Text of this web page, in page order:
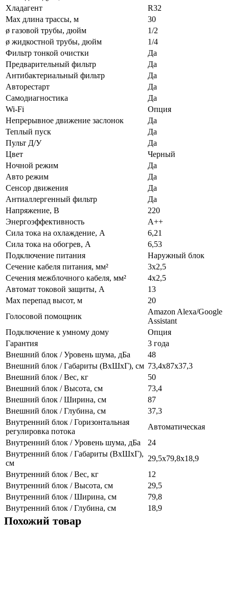
Хладагент
R32
Max длина трассы, м
30
ø газовой трубы, дюйм
1/2
ø жидкостной трубы, дюйм
1/4
Фильтр тонкой очистки
Да
Предварительный фильтр
Да
Антибактериальный фильтр
Да
Авторестарт
Да
Самодиагностика
Да
Wi-Fi
Опция
Непрерывное движение заслонок
Да
Теплый пуск
Да
Пульт Д/У
Да
Цвет
Черный
Ночной режим
Да
Авто режим
Да
Сенсор движения
Да
Антиаллергенный фильтр
Да
Напряжение, В
220
Энергоэффективность
A++
Сила тока на охлаждение, А
6,21
Сила тока на обогрев, А
6,53
Подключение питания
Наружный блок
Сечение кабеля питания, мм²
3х2,5
Сечения межблочного кабеля, мм²
4х2,5
Автомат токовой защиты, А
13
Max перепад высот, м
20
Голосовой помощник
Amazon Alexa/Google
Assistant
Подключение к умному дому
Опция
Гарантия
3 года
Внешний блок / Уровень шума, дБа
48
Внешний блок / Габариты (ВхШхГ), см 73,4х87х37,3
Внешний блок / Вес, кг
50
Внешний блок / Высота, см
73,4
Внешний блок / Ширина, см
87
Внешний блок / Глубина, см
37,3
Внутренний блок / Горизонтальная
регулировка потока
Автоматическая
Внутренний блок / Уровень шума, дБа
24
Внутренний блок / Габариты (ВхШхГ),
см
29,5х79,8х18,9
Внутренний блок / Вес, кг
12
Внутренний блок / Высота, см
29,5
Внутренний блок / Ширина, см
79,8
Внутренний блок / Глубина, см
18,9
Похожий товар